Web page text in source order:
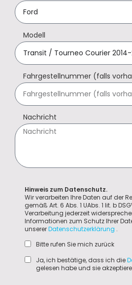
Modell
Fahrgestellnummer (falls
Nachricht
Hinweis zum Datenschutz.
Wir verarbeiten Ihre Daten auf der
gemäß Art. 6 Abs. 1 UAbs. 1 lit. b
Verarbeitung jederzeit
Informationen zum Schutz Ihrer
unsererDatenschutzerklärung .
Bitte rufen Sie mich zurück
Ja, ich bestätige, dass ich die
gelesen habe und sie